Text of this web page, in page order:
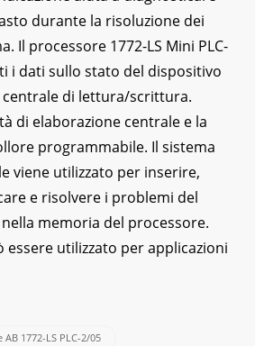
durante la risoluzione dei
Il processore 1772-LS Mini PLC-
i dati sullo stato del dispositivo
di lettura/scrittura.
di elaborazione centrale e la
programmabile. Il sistema
viene utilizzato per inserire,
e risolvere i problemi del
memoria del processore.
utilizzato per applicazioni
AB 1772-LS PLC-2/05